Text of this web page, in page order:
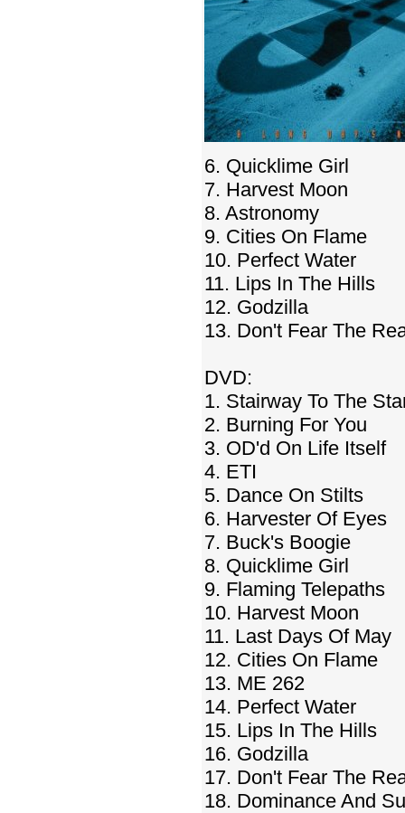
6. Quicklime Girl
7. Harvest Moon
8. Astronomy
9. Cities On Flame
10. Perfect Water
11. Lips In The Hills
12. Godzilla
13. Don't Fear The
DVD:
1. Stairway To The
2. Burning For You
3. OD'd On Life Itself
4. ETI
5. Dance On Stilts
6. Harvester Of Eyes
7. Buck's Boogie
8. Quicklime Girl
9. Flaming Telepaths
10. Harvest Moon
11. Last Days Of May
12. Cities On Flame
13. ME 262
14. Perfect Water
15. Lips In The Hills
16. Godzilla
17. Don't Fear The
18. Dominance And